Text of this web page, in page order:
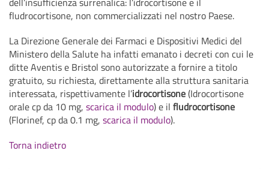
fludrocortisone, non commercializzati nel nostro Paese.
La Direzione Generale dei Farmaci e Dispositivi Medici del
Ministero della Salute ha infatti emanato i decreti con cui le
ditte Aventis e Bristol sono autorizzate a fornire a titolo
gratuito, su richiesta, direttamente alla struttura sanitaria
interessata, rispettivamente l’idrocortisone(Idrocortisone
orale cp da 10 mg, scarica il modulo) e il fludrocortisone
(Florinef, cp da 0.1 mg, scarica il modulo).
Torna indietro